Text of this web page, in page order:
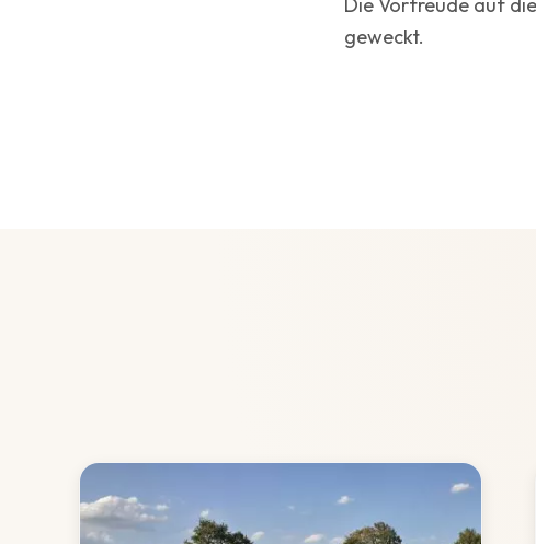
Die Vorfreude auf
geweckt.